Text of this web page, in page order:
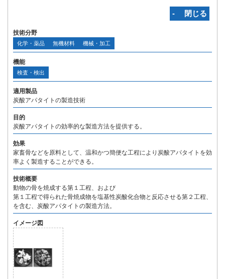
‐ 閉じる
技術分野
化学・薬品 無機材料 機械・加工
機能
検査・検出
適用製品
炭酸アパタイトの製造技術
目的
炭酸アパタイトの効率的な製造方法を提供する。
効果
家畜骨などを原料として、温和かつ簡便な工程により炭酸アパタイトを効
率よく製造することができる。
技術概要
動物の骨を焼成する第１工程、および
第１工程で得られた骨焼成物を塩基性炭酸化合物と反応させる第２工程、
を含む、炭酸アパタイトの製造方法。
イメージ図